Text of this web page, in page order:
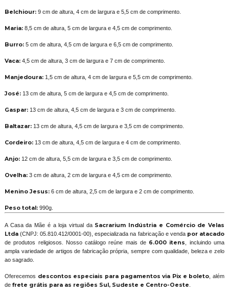
Belchiour:9 cm de altura, 4 cm de largura e 5,5 cm de comprimento.
Maria:8,5 cm de altura, 5 cm de largura e 4,5 cm de comprimento.
Burro:5 cm de altura, 4,5 cm de largura e 6,5 cm de comprimento.
Vaca:4,5 cm de altura, 3 cm de largura e 7 cm de comprimento.
Manjedoura:1,5 cm de altura, 4 cm de largura e 5,5 cm de comprimento.
José:13 cm de altura, 5 cm de largura e 4,5 cm de comprimento.
Gaspar:13 cm de altura, 4,5 cm de largura e 3 cm de comprimento.
Baltazar:13 cm de altura, 4,5 cm de largura e 3,5 cm de comprimento.
Cordeiro:13 cm de altura, 4,5 cm de largura e 4 cm de comprimento.
Anjo:12 cm de altura, 5,5 cm de largura e 3,5 cm de comprimento.
Ovelha:3 cm de altura, 2 cm de largura e 4,5 cm de comprimento.
Menino Jesus:6 cm de altura, 2,5 cm de largura e 2 cm de comprimento.
Peso total:990g.
A Casa da Mãe é a loja virtual daSacrarium Indústria e Comércio de Velas
Ltda(CNPJ: 05.810.412/0001-00), especializada na fabricação e venda por atacado
de produtos religiosos. Nosso catálogo reúne mais de 6.000 itens
, incluindo uma
ampla variedade de artigos de fabricação própria, sempre com qualidade, beleza e zelo
ao sagrado.
Oferecemos descontos especiais para pagamentos via Pix e boleto , além
de frete grátis para as regiões Sul, Sudeste e Centro-Oeste